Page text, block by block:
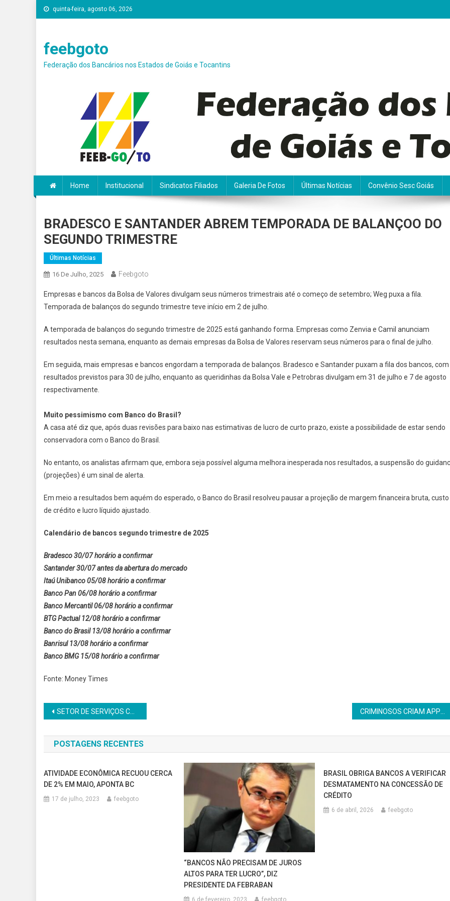
Skip
to
quinta-feira, agosto 06, 2026
feebgoto
Federação dos Bancários nos Estados de Goiás e Tocantins
Home Institucional Sindicatos Filiados Galeria De Fotos Últimas Notícias Convênio Sesc Goiás
BRADESCO E SANTANDER ABREM TEMPORADA DE BALANÇOO DO
SEGUNDO TRIMESTRE
Últimas Notícias
16 De Julho, 2025 Feebgoto
Empresas e bancos da Bolsa de Valores divulgam seus números trimestrais até o começo de setembro; Weg puxa a fila.
Temporada de balanços do segundo trimestre teve início em 2 de julho.
A temporada de balanços do segundo trimestre de 2025 está ganhando forma. Empresas como Zenvia e Camil anunciam
resultados nesta semana, enquanto as demais empresas da Bolsa de Valores reservam seus números para o final de julho.
Em seguida, mais empresas e bancos engordam a temporada de balanços. Bradesco e Santander puxam a fila dos bancos, com
resultados previstos para 30 de julho, enquanto as queridinhas da Bolsa Vale e Petrobras divulgam em 31 de julho e 7 de agosto
respectivamente.
Muito pessimismo com Banco do Brasil?
A casa até diz que, após duas revisões para baixo nas estimativas de lucro de curto prazo, existe a possibilidade de estar sendo
conservadora com o Banco do Brasil.
No entanto, os analistas afirmam que, embora seja possível alguma melhora inesperada nos resultados, a suspensão do
(projeções) é um sinal de alerta.
Em meio a resultados bem aquém do esperado, o Banco do Brasil resolveu pausar a projeção de margem financeira bruta, custo
de crédito e lucro líquido ajustado.
Calendário de bancos segundo trimestre de 2025
Bradesco 30/07 horário a confirmar
Santander 30/07 antes da abertura do mercado
Itaú Unibanco 05/08 horário a confirmar
Banco Pan 06/08 horário a confirmar
Banco Mercantil 06/08 horário a confirmar
BTG Pactual 12/08 horário a confirmar
Banco do Brasil 13/08 horário a confirmar
Banrisul 13/08 horário a confirmar
Banco BMG 15/08 horário a confirmar
Fonte: Money Times
Navegação
de
Post
SETOR DE SERVIÇOS CRESCE 0,1% EM MAIO E ATINGE RECORDE DA SÉRIE
POSTAGENS RECENTES
ATIVIDADE ECONÔMICA RECUOU CERCA
DE 2% EM MAIO, APONTA BC
17 de julho, 2023 feebgoto
“BANCOS NÃO PRECISAM DE JUROS
ALTOS PARA TER LUCRO”, DIZ
PRESIDENTE DA FEBRABAN
6 de fevereiro, 2023 feebgoto
BRASIL OBRIGA BANCOS A VERIFICAR
DESMATAMENTO NA CONCESSÃO DE
CRÉDITO
6 de abril, 2026 feebgoto